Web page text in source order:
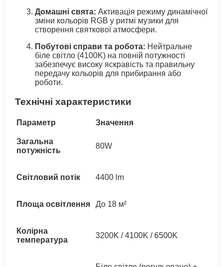
Домашні свята: Активація режиму динамічної
зміни кольорів RGB у ритмі музики для
створення святкової атмосфери.
Побутові справи та робота: Нейтральне
біле світло (4100K) на повній потужності
забезпечує високу яскравість та правильну
передачу кольорів для прибирання або
роботи.
Технічні характеристики
Параметр Значення
Загальна
потужність
80W
Світловий потік 4400 lm
Площа освітлення До 18 м²
Колірна
температура
3200K / 4100K / 6500K